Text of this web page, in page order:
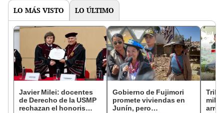
LO MÁS VISTO LO ÚLTIMO
Javier Milei: docentes
de Derecho de la USMP
rechazan el honoris
Gobierno de Fujimori
promete viviendas en
Junín, pero